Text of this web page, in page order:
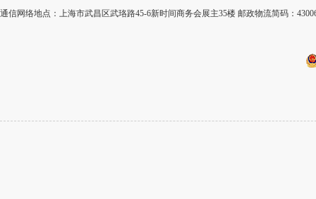
通信网络地点：上海市武昌区武珞路45-6新时间商务会展主35楼 邮政物流简码：